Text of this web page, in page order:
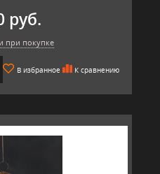
руб.
при покупке
В избранное К сравнению